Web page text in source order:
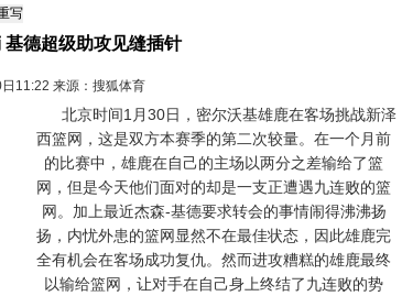
德超级助攻见缝插针
11:22 来源：搜狐体育
北京时间1月30日，密尔沃基雄鹿在客场挑战新泽
西篮网，这是双方本赛季的第二次较量。在一个月前
的比赛中，雄鹿在自己的主场以两分之差输给了篮
网，但是今天他们面对的却是一支正遭遇九连败的篮
网。加上最近杰森-基德要求转会的事情闹得沸沸扬
扬，内忧外患的篮网显然不在最佳状态，因此雄鹿完
全有机会在客场成功复仇。然而进攻糟糕的雄鹿最终
以输给篮网，让对手在自己身上终结了九连败的势